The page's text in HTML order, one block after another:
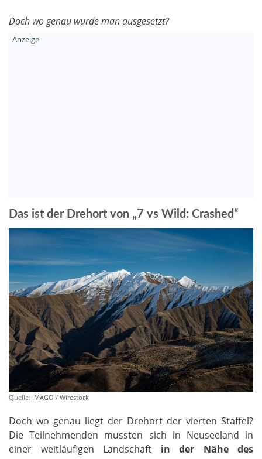
Doch wo genau wurde man ausgesetzt?
Das ist der Drehort von „7 vs Wild: Crashed“
Quelle: IMAGO / Wirestock
Doch wo genau liegt der Drehort der vierten Staffel?
Die Teilnehmenden mussten sich in Neuseeland in
einer weitläufigen Landschaft in der Nähe des